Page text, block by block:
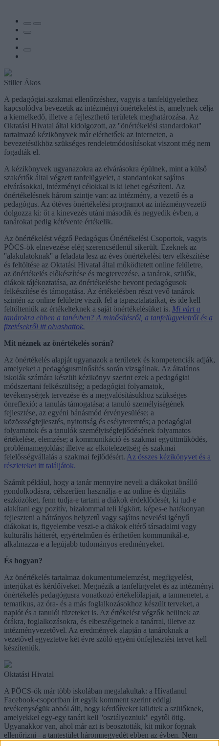
Stiller Ákos
A pedagógiai-szakmai ellenőrzéshez, vagyis a tanfelügyelethez
kapcsolódva bevezetik az intézményi önértékelést is, amelynek célja
a kiemelkedő, illetve a fejleszthető területek meghatározása. Az
Oktatási Hivatal által kidolgozott, az ''önértékelési standardokat''
tartalmazó kézikönyvek már elérhetőek az interneten, a
bevezetésükhöz szükséges rendeletmódosításokat viszont még nem
fogadták el.
A kézikönyvek ugyanazokra az elvárásokra épülnek, mint a külső
szakértők által végzett tanfelügyelet, a standardokat sajátos
elvárásokkal, intézményi célokkal is ki lehet egészíteni. Az
önértékelésnek három szintje van: az intézmény, a vezető és a
pedagógus. Az ötéves önértékelési programot az intézményvezető
dolgozza ki: őt a kinevezés utáni második és negyedik évben, a
tanárokat pedig kétévente értékelik.
Az önértékelést végző Pedagógus Önértékelési Csoportok, vagyis
PÖCS-ök elnevezése elég szerencsétlenül sikerült. Ezeknek az
''alakulatoknak'' a feladata lesz az éves önértékelési terv elkészítése
és feltöltése az Oktatási Hivatal által működtetett online felületre,
az önértékelés előkészítése és megtervezése, a tanárok, szülők,
diákok tájékoztatása, az önértékelésbe bevont pedagógusok
felkészítése és támogatása. Az értékelésben részt vevő tanárok
szintén az online felületre viszik fel a tapasztalataikat, és ide kell
feltölteniük az értékelteknek a saját önértékelésüket is. Mi várt a
tanárokra ebben a tanévben? A minősítésről, a tanfelügyeletről és a
fizetésekről itt olvashattok.
Mit néznek az önértékelés során?
Az önértékelés alapját ugyanazok a területek és kompetenciák adják,
amelyeket a pedagógusminősítés során vizsgálnak. Az általános
iskolák számára készült kézikönyv szerint ezek a pedagógiai
módszertani felkészültség; a pedagógiai folyamatok,
tevékenységek tervezése és a megvalósításukhoz szükséges
önreflexió; a tanulás támogatása; a tanuló személyiségének
fejlesztése, az egyéni bánásmód érvényesülése; a
közössségfejlesztés, nyitottság és esélyteremtés; a pedagógiai
folyamatok és a tanulók személyiségfejlődésének folyamatos
értékelése, elemzése; a kommunikáció és szakmai együttműködés,
problémamegoldás; illetve az elkötelezettség és szakmai
felelősségvállalás a szakmai fejlődésért. Az összes kézikönyvet és a
részleteket itt találjátok.
Számít például, hogy a tanár mennyire neveli a diákokat önálló
gondolkodásra, célszerűen használja-e az online és digitális
eszközöket, fenn tudja-e tartani a diákok érdeklődését, ki tud-e
alakítani egy pozitív, bizalommal teli légkört, képes-e hatékonyan
fejleszteni a hátrányos helyzetű vagy sajátos nevelési igényű
diákokat is, figyelembe veszi-e a diákok eltérő társadalmi vagy
kulturális hátterét, egyértelműen és érthetően kommunikál-e,
alkalmazza-e a legújabb tudományos eredményeket.
És hogyan?
Az önértékelés tartalmaz dokumentumelemzést, megfigyelést,
interjúkat és kérdőíveket. Megnézik a tanfelügyelet és az intézményi
önértékelés pedagógusra vonatkozó értékelőlapjait, a tanmenetet, a
tematikus, az óra- és a más foglalkozásokhoz készült terveket, a
naplót és a tanulói füzeteket is. Az értékelést végzők beülnek az
órákra, foglalkozásokra, és elbeszélgetnek a tanárral, illetve az
intézményvezetővel. Az eredmények alapján a tanároknak a
vezetővel egyeztetve két évre szóló egyéni önfejlesztési tervet kell
készíteniük.
Oktatási Hivatal
A PÖCS-ök már több iskolában megalakultak: a Hívatlanul
Facebook-csoportban írt egyik komment szerint eddigi
tevékenységük abból állt, hogy kérdőíveket küldtek a szülőknek,
amelyekkel egy-egy tanárt kell ''osztályozniuk'' egytől ötig.
Ugyanakkor van, ahol már azt is beosztották, kit mikor fognak
ellenőrizni - a tantestület háromnegyedét ebben az évben. Nem